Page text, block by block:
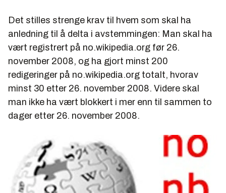
Det stilles strenge krav til hvem som skal ha
anledning til å delta i avstemmingen: Man skal ha
vært registrert på no.wikipedia.org før 26.
november 2008, og ha gjort minst 200
redigeringer på no.wikipedia.org totalt, hvorav
minst 30 etter 26. november 2008. Videre skal
man ikke ha vært blokkert i mer enn til sammen to
dager etter 26. november 2008.